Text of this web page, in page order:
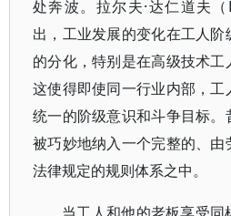
处奔波。拉尔夫·达仁道夫
出，工业发展的变化在工人
的分化，特别是在高级技术工
这使得即使同一行业内部，
统一的阶级意识和斗争目标。
被巧妙地纳入一个完整的、
法律规定的规则体系之中。